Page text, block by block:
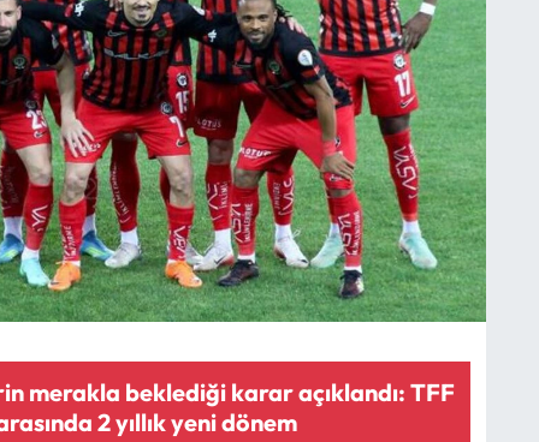
merakla beklediği karar açıklandı: TFF
2 yıllık yeni dönem